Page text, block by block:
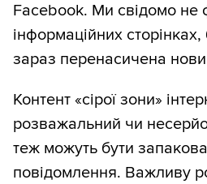
Facebook. Ми свідомо не
інформаційних
зараз перенасичена
Контент «сірої зони»
розважальний чи
теж можуть бути
повідомлення. Важливу